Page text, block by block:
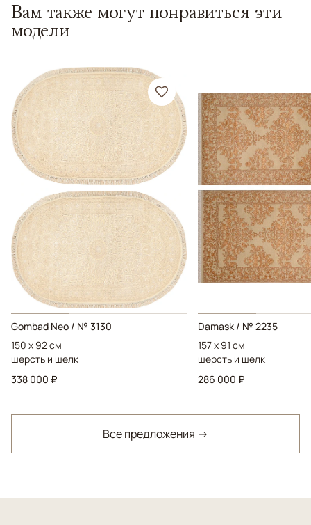
Вам также могут понравиться эти
модели
Gombad Neo / № 3130
150 x 92 см
шерсть и шелк
338 000 ₽
Damask / № 2235
157 x 91 см
шерсть и шелк
286 000 ₽
Все предложения →